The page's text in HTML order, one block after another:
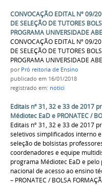
CONVOCAÇÃO EDITAL Nº 09/
DE SELEÇÃO DE TUTORES
PROGRAMA UNIVERSIDADE
CONVOCAÇÃO EDITAL Nº 09/
DE SELEÇÃO DE TUTORES
PROGRAMA UNIVERSIDADE
por Pró reitoria de Ensino
publicado em 16/01/2018
registrado em: notici
Editais nº 31, 32 e 33 de 2017
Médiotec EaD e PRONATEC /
Editais nº 31, 32 e 33 de 2017
seletivos simplificados interno
seleção de bolsistas
coordenadores e equipe
programa Médiotec EaD e pelo
nacional de acesso ao ensino
– PRONATEC / BOLSA